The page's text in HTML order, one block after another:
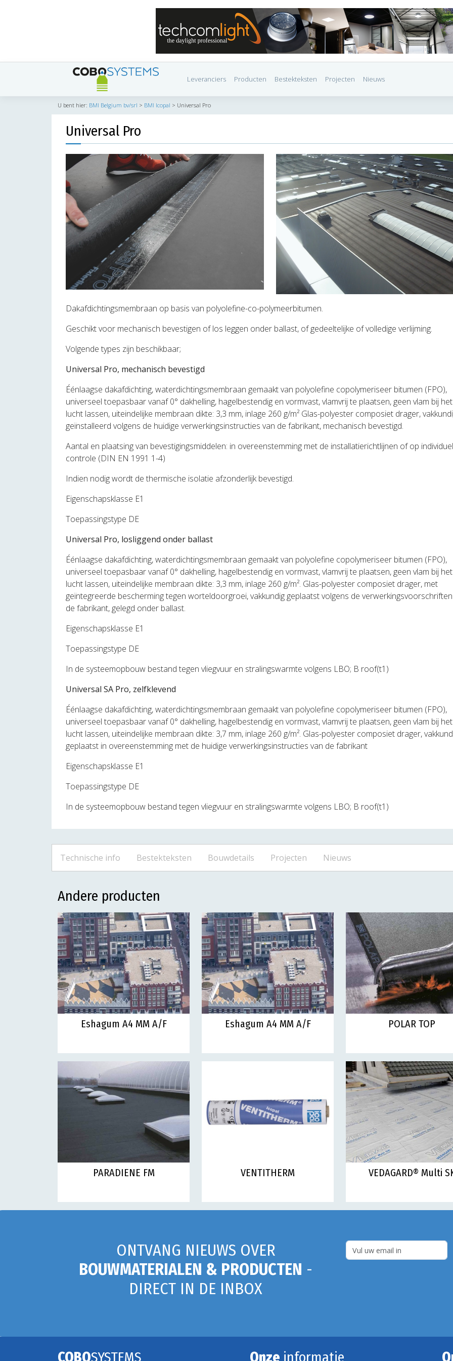
Leveranciers Producten Bestekteksten Projecten Nieuws
U bent hier: BMI Belgium bv/srl > BMI Icopal > Universal Pro
Universal Pro
Dakafdichtingsmembraan op basis van polyolefine-co-polymeerbitumen.
Geschikt voor mechanisch bevestigen of los leggen onder ballast, of gedeeltelijke of volledige verlijming.
Volgende types zijn beschikbaar;
Universal Pro, mechanisch bevestigd
Éénlaagse dakafdichting, waterdichtingsmembraan gemaakt van polyolefine copolymeriseer bitumen (FPO),
universeel toepasbaar vanaf 0° dakhelling, hagelbestendig en vormvast, vlamvrij te plaatsen, geen vlam bij
lucht lassen, uiteindelijke membraan dikte: 3,3 mm, inlage 260 g/m² Glas-polyester composiet drager,
geïnstalleerd volgens de huidige verwerkingsinstructies van de fabrikant, mechanisch bevestigd.
Aantal en plaatsing van bevestigingsmiddelen: in overeenstemming met de installatierichtlijnen of op
controle (DIN EN 1991 1-4)
Indien nodig wordt de thermische isolatie afzonderlijk bevestigd.
Eigenschapsklasse E1
Toepassingstype DE
Universal Pro, losliggend onder ballast
Éénlaagse dakafdichting, waterdichtingsmembraan gemaakt van polyolefine copolymeriseer bitumen (FPO),
universeel toepasbaar vanaf 0° dakhelling, hagelbestendig en vormvast, vlamvrij te plaatsen, geen vlam bij
lucht lassen, uiteindelijke membraan dikte: 3,3 mm, inlage 260 g/m². Glas-polyester composiet drager, met
geïntegreerde bescherming tegen worteldoorgroei, vakkundig geplaatst volgens de
de fabrikant, gelegd onder ballast.
Eigenschapsklasse E1
Toepassingstype DE
In de systeemopbouw bestand tegen vliegvuur en stralingswarmte volgens LBO; B roof(t1)
Universal SA Pro, zelfklevend
Éénlaagse dakafdichting, waterdichtingsmembraan gemaakt van polyolefine copolymeriseer bitumen (FPO),
universeel toepasbaar vanaf 0° dakhelling, hagelbestendig en vormvast, vlamvrij te plaatsen, geen vlam bij
lucht lassen, uiteindelijke membraan dikte: 3,7 mm, inlage 260 g/m². Glas-polyester composiet drager,
geplaatst in overeenstemming met de huidige verwerkingsinstructies van de fabrikant
Eigenschapsklasse E1
Toepassingstype DE
In de systeemopbouw bestand tegen vliegvuur en stralingswarmte volgens LBO; B roof(t1)
Technische info Bestekteksten Bouwdetails Projecten Nieuws
Andere producten
Eshagum A4 MM A/F Eshagum A4 MM A/F POLAR TOP
PARADIENE FM VENTITHERM VEDAGARD® Multi
ONTVANG NIEUWS OVER
BOUWMATERIALEN & PRODUCTEN -
DIRECT IN DE INBOX
COBOSYSTEMS Onze informatie